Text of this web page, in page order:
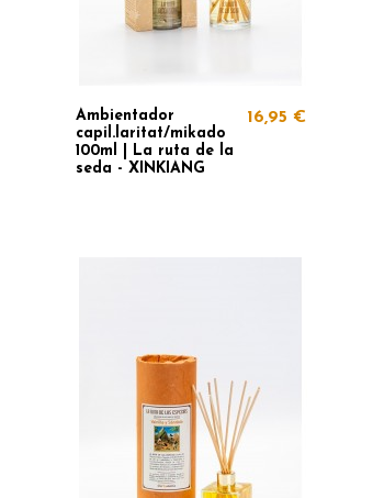
Ambientador
capil.laritat/mikado
100ml | La ruta de la
seda - XINKIANG
16,95 €